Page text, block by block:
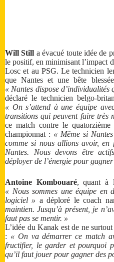
Will Still a évacué toute idée de
le positif, en minimisant l’impact
Losc et au PSG. Le technicien
que Nantes et une bête
« Nantes dispose
déclaré le technicien belgo-
« On s’attend à une équipe
transitions qui peuvent faire très
ce match contre le
championnat : « Même si
comme si nous allions avoir,
Nantes. Nous devons être
déployer de l’énergie pour
Antoine Kombouaré, quant à
« Nous sommes une équipe
logiciel » a déploré le coach
maintien. Jusqu’à présent, je
faut pas se mentir. »
L’idée du Kanak est de ne
: « On va démarrer ce match
fructifier, le garder et pourquoi
qu’il faut jouer pour gagner des